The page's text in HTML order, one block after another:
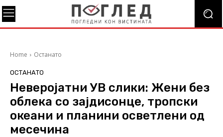
Home Останато
ОСТАНАТО
Неверојатни УВ слики: Жени без
облека со зајдисонце, тропски
океани и планини осветлени од
месечина